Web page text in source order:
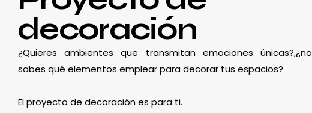
decoración
¿Quieres ambientes que transmitan emociones únicas?,¿no
sabes qué elementos emplear para decorar tus espacios?
El proyecto de decoración es para ti.